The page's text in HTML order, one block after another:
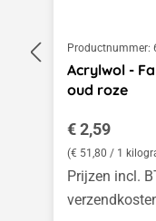
Productnummer:
Acrylwol -
oud roze
Normale prijs:
€ 2,59
(€ 51,80 / 1
Prijzen incl.